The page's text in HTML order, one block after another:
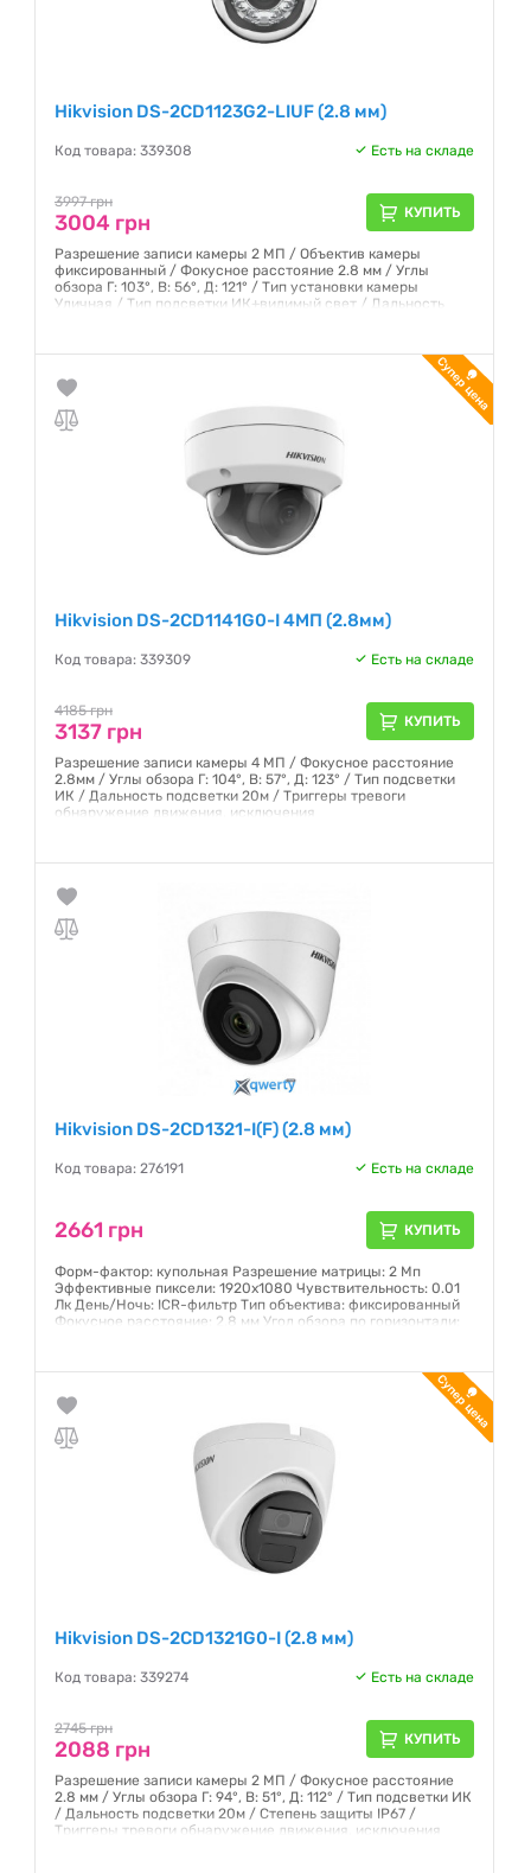
Hikvision DS-2CD1123G2-LIUF (2.8 мм)
Код товара: 339308 Есть на складе
3997 грн
3004 грн КУПИТЬ
Разрешение записи камеры 2 МП / Объектив камеры
фиксированный / Фокусное расстояние 2.8 мм / Углы
обзора Г: 103°, В: 56°, Д: 121° / Тип установки камеры
Уличная / Тип подсветки ИК+видимый свет / Дальность
Гарантия:12 месяцев
Hikvision DS-2CD1141G0-I 4МП (2.8мм)
Код товара: 339309 Есть на складе
4185 грн
3137 грн КУПИТЬ
Разрешение записи камеры 4 МП / Фокусное расстояние
2.8мм / Углы обзора Г: 104°, В: 57°, Д: 123° / Тип подсветки
ИК / Дальность подсветки 20м / Триггеры тревоги
обнаружение движения, исключения
Hikvision DS-2CD1321-I(F) (2.8 мм)
Код товара: 276191 Есть на складе
2661 грн КУПИТЬ
Форм-фактор: купольная Разрешение матрицы: 2 Мп
Эффективные пиксели: 1920х1080 Чувствительность: 0.01
Лк День/Ночь: ICR-фильтр Тип объектива: фиксированный
Фокусное расстояние: 2.8 мм Угол обзора по горизонтали:
Гарантия:12 месяцев
Hikvision DS-2CD1321G0-I (2.8 мм)
Код товара: 339274 Есть на складе
2745 грн
2088 грн КУПИТЬ
Разрешение записи камеры 2 МП / Фокусное расстояние
2.8 мм / Углы обзора Г: 94°, В: 51°, Д: 112° / Тип подсветки ИК
/ Дальность подсветки 20м / Степень защиты IP67 /
Триггеры тревоги обнаружение движения, исключения